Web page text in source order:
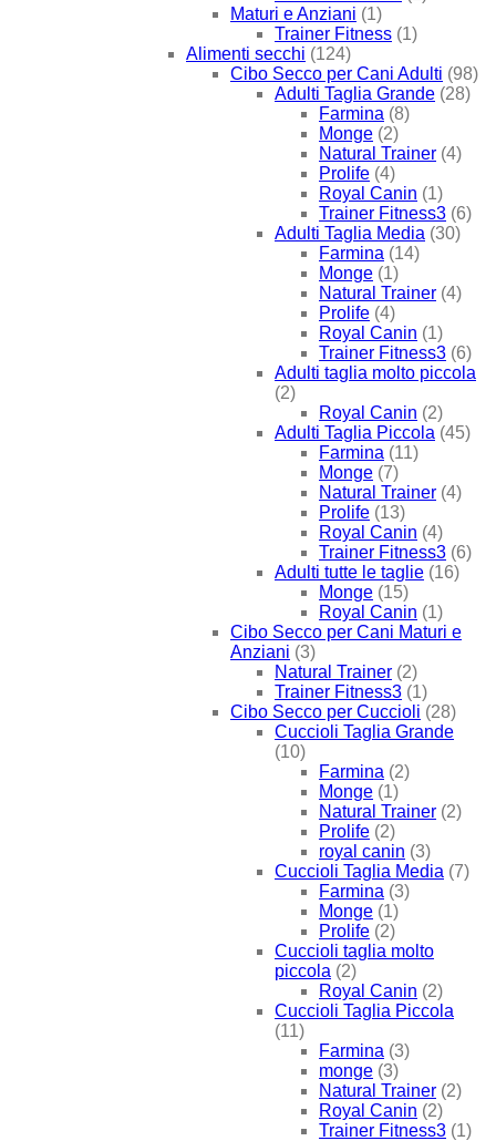
Maturi e Anziani (1)
Trainer Fitness (1)
Alimenti secchi (124)
Cibo Secco per Cani Adulti (98)
Adulti Taglia Grande (28)
Farmina (8)
Monge (2)
Natural Trainer (4)
Prolife (4)
Royal Canin (1)
Trainer Fitness3 (6)
Adulti Taglia Media (30)
Farmina (14)
Monge (1)
Natural Trainer (4)
Prolife (4)
Royal Canin (1)
Trainer Fitness3 (6)
Adulti taglia molto piccola
(2)
Royal Canin (2)
Adulti Taglia Piccola (45)
Farmina (11)
Monge (7)
Natural Trainer (4)
Prolife (13)
Royal Canin (4)
Trainer Fitness3 (6)
Adulti tutte le taglie (16)
Monge (15)
Royal Canin (1)
Cibo Secco per Cani Maturi e
Anziani (3)
Natural Trainer (2)
Trainer Fitness3 (1)
Cibo Secco per Cuccioli (28)
Cuccioli Taglia Grande
(10)
Farmina (2)
Monge (1)
Natural Trainer (2)
Prolife (2)
royal canin (3)
Cuccioli Taglia Media (7)
Farmina (3)
Monge (1)
Prolife (2)
Cuccioli taglia molto
piccola (2)
Royal Canin (2)
Cuccioli Taglia Piccola
(11)
Farmina (3)
monge (3)
Natural Trainer (2)
Royal Canin (2)
Trainer Fitness3 (1)